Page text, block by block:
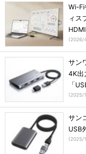
Wi-
ィス
(2026/
サン
4K出
「
(2025/
サン
USB
(2025/